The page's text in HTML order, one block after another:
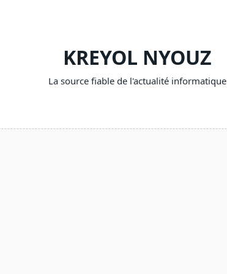
KREYOL NYOUZ
La source fiable de l'actualité informatique